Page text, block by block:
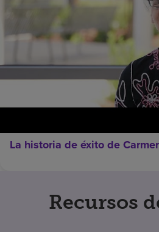
La historia de éxito de
Recursos